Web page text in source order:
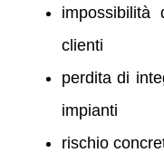
clienti
perdita di
impianti
rischio